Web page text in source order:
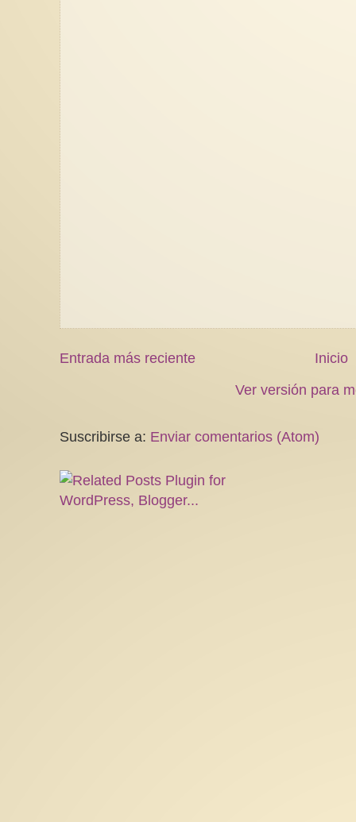
Entrada más reciente
Inicio
Ver versión para
Suscribirse a: Enviar comentarios (Atom)